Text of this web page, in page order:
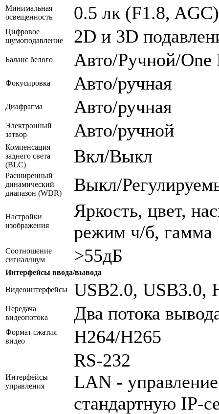
Минимальная
освещенность
0.5 лк (F1.8, AGC)
Цифровое
шумоподавление
2D и 3D
Баланс белого Авто/Ручной/
Фокусировка Авто/ручная
Диафрагма Авто/ручная
Электронный
затвор
Авто/ручной
Компенсация
заднего света
(BLC)
Вкл/Выкл
Расширенный
динамический
диапазон (WDR)
Выкл/
Настройки
изображения
Яркость, цвет,
режим ч/б, гамма
Соотношение
сигнал/шум
>55дБ
Интерфейсы ввода/вывода
Видеоинтерфейсы USB2.0, USB3.0,
Передача
видеопотока
Два потока
Формат сжатия
видео
H264/H265
Интерфейсы
управления
RS-232
LAN -
стандартную IP-